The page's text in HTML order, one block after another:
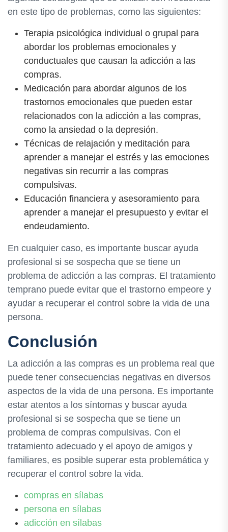
en este tipo de problemas, como las siguientes:
Terapia psicológica individual o grupal para
abordar los problemas emocionales y
conductuales que causan la adicción a las
compras.
Medicación para abordar algunos de los
trastornos emocionales que pueden estar
relacionados con la adicción a las compras,
como la ansiedad o la depresión.
Técnicas de relajación y meditación para
aprender a manejar el estrés y las emociones
negativas sin recurrir a las compras
compulsivas.
Educación financiera y asesoramiento para
aprender a manejar el presupuesto y evitar el
endeudamiento.
En cualquier caso, es importante buscar ayuda
profesional si se sospecha que se tiene un
problema de adicción a las compras. El tratamiento
temprano puede evitar que el trastorno empeore y
ayudar a recuperar el control sobre la vida de una
persona.
Conclusión
La adicción a las compras es un problema real que
puede tener consecuencias negativas en diversos
aspectos de la vida de una persona. Es importante
estar atentos a los síntomas y buscar ayuda
profesional si se sospecha que se tiene un
problema de compras compulsivas. Con el
tratamiento adecuado y el apoyo de amigos y
familiares, es posible superar esta problemática y
recuperar el control sobre la vida.
compras en sílabas
persona en sílabas
adicción en sílabas